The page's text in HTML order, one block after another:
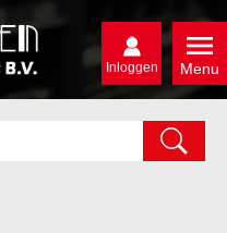
Menu
Inloggen